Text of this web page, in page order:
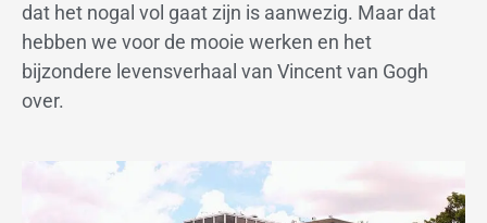
dat het nogal vol gaat zijn is aanwezig. Maar dat
hebben we voor de mooie werken en het
bijzondere levensverhaal van Vincent van Gogh
over.